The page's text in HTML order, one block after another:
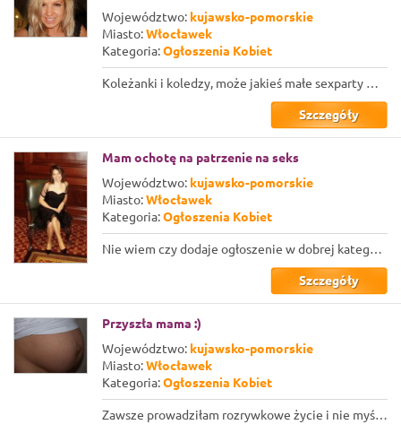
Województwo: kujawsko-pomorskie
Miasto:Włocławek
Kategoria:Ogłoszenia Kobiet
Koleżanki i koledzy, może jakieś małe sexparty we Włocławku? Nie dajcie się dług...
Szczegóły
Mam ochotę na patrzenie na seks
Województwo: kujawsko-pomorskie
Miasto:Włocławek
Kategoria:Ogłoszenia Kobiet
Nie wiem czy dodaje ogłoszenie w dobrej kategorii. Jeśli nie, to uprzejmie prosz...
Szczegóły
Przyszła mama :)
Województwo: kujawsko-pomorskie
Miasto:Włocławek
Kategoria:Ogłoszenia Kobiet
Zawsze prowadziłam rozrywkowe życie i nie myślałam o założeniu rodziny. No ale z...